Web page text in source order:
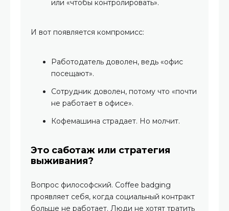
или «чтобы контролировать».
И вот появляется компромисс:
Работодатель доволен, ведь «офис
посещают».
Сотрудник доволен, потому что «почти
не работает в офисе».
Кофемашина страдает. Но молчит.
Это саботаж или стратегия
выживания?
Вопрос философский. Coffee badging
проявляет себя, когда социальный контракт
больше не работает. Люди не хотят тратить